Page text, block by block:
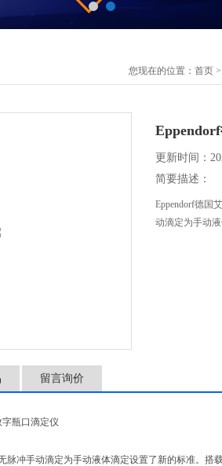
您现在的位置： 首页 >
更新时间：
简要描述：
Eppendorf德国
动滴定为手动
留言询价
字瓶口滴定仪
脉冲手动滴定为手动液体滴定设置了新的标准。